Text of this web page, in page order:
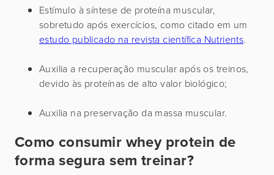
Estímulo à síntese de proteína muscular,
sobretudo após exercícios, como citado em um
estudo publicado na revista científica Nutrients.
Auxilia a recuperação muscular após os treinos,
devido às proteínas de alto valor biológico;
Auxilia na preservação da massa muscular.
Como consumir whey protein de
forma segura sem treinar?